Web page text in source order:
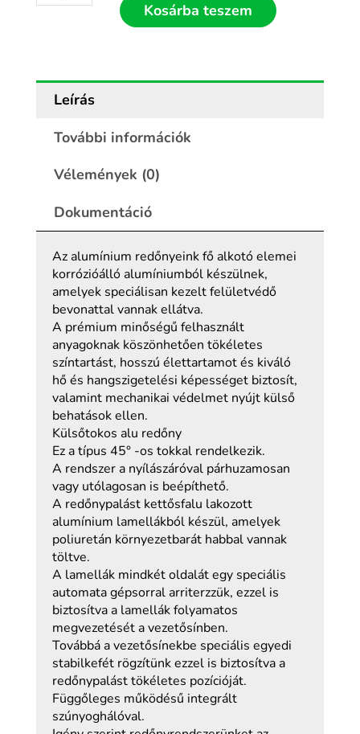
Kosárba teszem
Leírás
További információk
Vélemények (0)
Dokumentáció
Az alumínium redőnyeink fő alkotó elemei
korrózióálló alumíniumból készülnek,
amelyek speciálisan kezelt felületvédő
bevonattal vannak ellátva.
A prémium minőségű felhasznált
anyagoknak köszönhetően tökéletes
színtartást, hosszú élettartamot és kiváló
hő és hangszigetelési képességet biztosít,
valamint mechanikai védelmet nyújt külső
behatások ellen.
Külsőtokos alu redőny
Ez a típus 45° -os tokkal rendelkezik.
A rendszer a nyílászáróval párhuzamosan
vagy utólagosan is beépíthető.
A redőnypalást kettősfalu lakozott
alumínium lamellákból készül, amelyek
poliuretán környezetbarát habbal vannak
töltve.
A lamellák mindkét oldalát egy speciális
automata gépsorral arriterzzük, ezzel is
biztosítva a lamellák folyamatos
megvezetését a vezetősínben.
Továbbá a vezetősínekbe speciális egyedi
stabilkefét rögzítünk ezzel is biztosítva a
redőnypalást tökéletes pozícióját.
Függőleges működésű integrált
szúnyoghálóval.